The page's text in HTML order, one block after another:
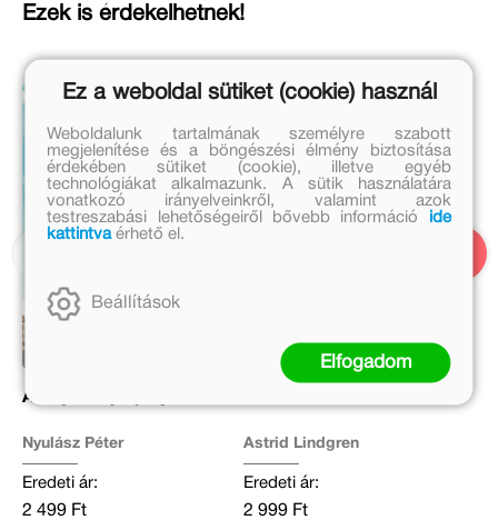
Ezek is érdekelhetnek!
Aranytolvaj a pályán
Nyulász Péter
Eredeti ár:
2 499 Ft
Astrid Lindgren
Eredeti ár:
2 999 Ft
Ez a weboldal sütiket (cookie) használ
Weboldalunk tartalmának személyre szabott
megjelenítése és a böngészési élmény biztosítása
érdekében sütiket (cookie), illetve egyéb
technológiákat alkalmazunk. A sütik használatára
vonatkozó irányelveinkről, valamint azok
testreszabási lehetőségeiről bővebb információ
ide
kattintvaérhető el.
Beállítások
Elfogadom